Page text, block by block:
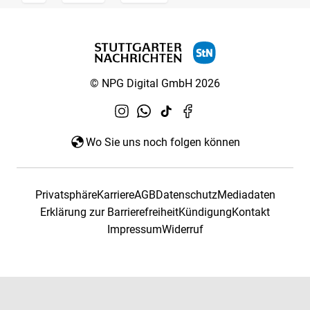
© NPG Digital GmbH 2026
Wo Sie uns noch folgen können
PrivatsphäreKarriereAGBDatenschutzMediadaten
Erklärung zur BarrierefreiheitKündigungKontakt
ImpressumWiderruf